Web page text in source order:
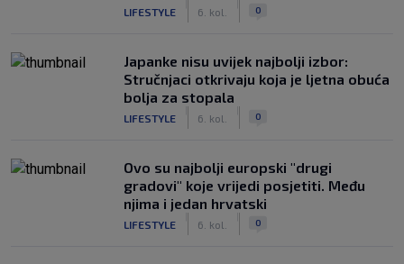
LIFESTYLE 6. kol. 0
Japanke nisu uvijek najbolji izbor:
Stručnjaci otkrivaju koja je ljetna obuća
bolja za stopala
LIFESTYLE 6. kol. 0
Ovo su najbolji europski "drugi
gradovi" koje vrijedi posjetiti. Među
njima i jedan hrvatski
LIFESTYLE 6. kol. 0